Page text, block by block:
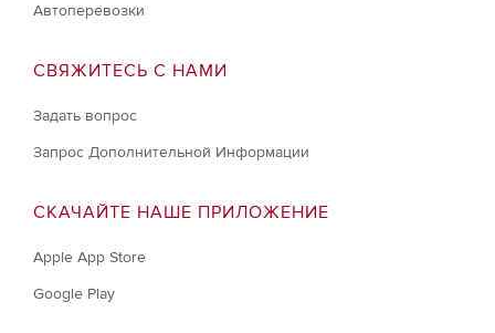
Автоперевозки
СВЯЖИТЕСЬ С НАМИ
Задать вопрос
Запрос Дополнительной Информации
СКАЧАЙТЕ НАШЕ ПРИЛОЖЕНИЕ
Apple App Store
Google Play